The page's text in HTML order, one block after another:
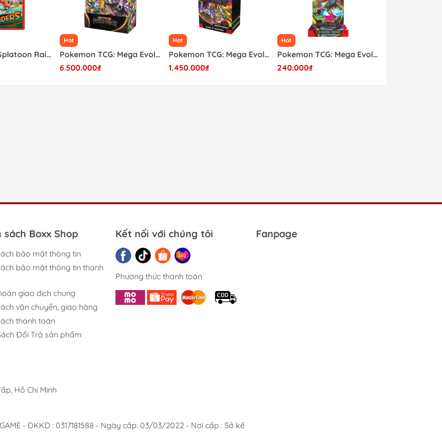
Băng Game Splatoon Raiders Nintendo Switch 2
Hot
Pokemon TCG: Mega Evolution - Pitch Black Booster Box (36 Pack)
6.500.000₫
Hot
Pokemon TCG: Mega Evolution - Pitch Black Booster Bundle
1.450.000₫
Hot
Pokemon TCG: Mega Evolution - Pitch Black Sleeved Booster Pack
240.000₫
sách Boxx Shop
bảo mật thông tin
bảo mật thông tin thanh
giao dịch chung
vận chuyển, giao hàng
thanh toán
Đổi Trả sản phẩm
Kết nối với chúng tôi
Phương thức thanh toán
Fanpage
Hồ Chí Minh
- ĐKKD : 0317181588 - Ngày cấp: 03/03/2022 - Nơi cấp : Sở kế